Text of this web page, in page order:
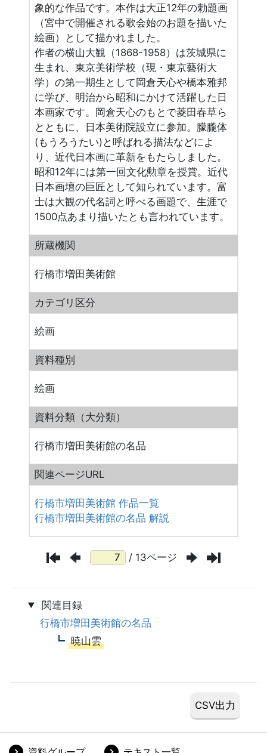
象的な作品です。本作は大正12年の勅題画
（宮中で開催される歌会始のお題を描いた
絵画）として描かれました。
作者の横山大観（1868-1958）は茨城県に
生まれ、東京美術学校（現・東京藝術大
学）の第一期生として岡倉天心や橋本雅邦
に学び、明治から昭和にかけて活躍した日
本画家です。岡倉天心のもとで菱田春草ら
とともに、日本美術院設立に参加。朦朧体
(もうろうたい)と呼ばれる描法などによ
り、近代日本画に革新をもたらしました。
昭和12年には第一回文化勲章を授賞。近代
日本画壇の巨匠として知られています。富
士は大観の代名詞と呼べる画題で、生涯で
1500点あまり描いたとも言われています。
所蔵機関
行橋市増田美術館
カテゴリ区分
絵画
資料種別
絵画
資料分類（大分類）
行橋市増田美術館の名品
関連ページURL
行橋市増田美術館 作品一覧
行橋市増田美術館の名品 解説
/ 13ページ
関連目録
行橋市増田美術館の名品
暁山雲